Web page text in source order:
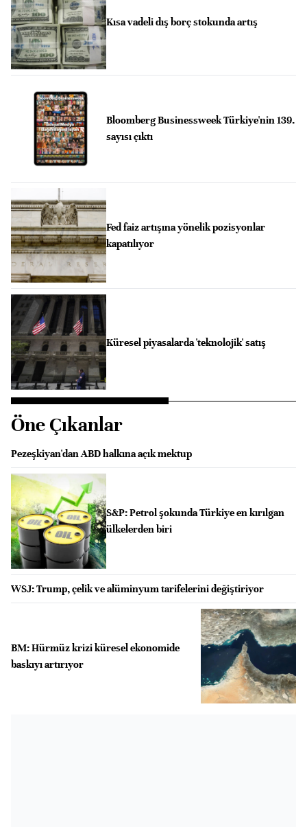
Kısa vadeli dış borç stokunda artış
Bloomberg Businessweek Türkiye'nin 139.
sayısı çıktı
Fed faiz artışına yönelik pozisyonlar
kapatılıyor
Küresel piyasalarda 'teknolojik' satış
Öne Çıkanlar
Pezeşkiyan'dan ABD halkına açık mektup
S&P: Petrol şokunda Türkiye en kırılgan
ülkelerden biri
WSJ: Trump, çelik ve alüminyum tarifelerini değiştiriyor
BM: Hürmüz krizi küresel ekonomide
baskıyı artırıyor